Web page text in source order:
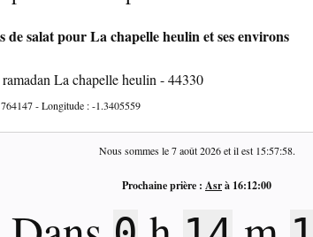
de salat pour La chapelle heulin et ses environs
La chapelle heulin - 44330
- Longitude :-1.3405559
Nous sommes le7 août 2026et il est 15:57:59.
Prochaine prière : Asrà 16:12:00